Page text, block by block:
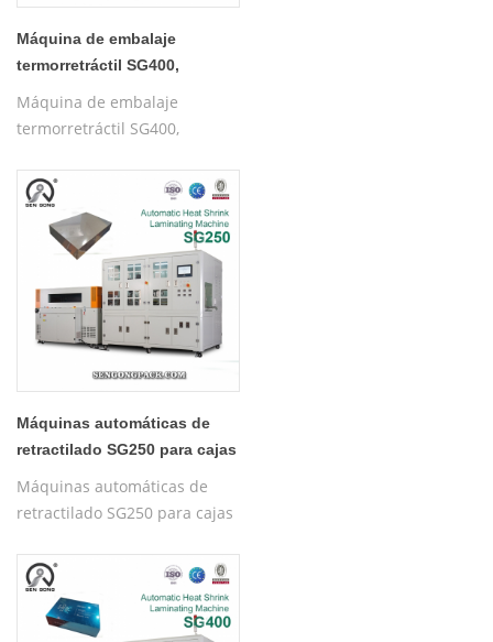
Máquina de embalaje
termorretráctil SG400,
Máquina de embalaje
termorretráctil SG400,
de cajas, máquina de
envoltura retráctil
Máquinas automáticas de
retractilado SG250 para cajas
y botellas con film Pof.
Máquina de embalaje
Máquinas automáticas de
retractilado SG250 para cajas
Máquina de embalaje
automática.